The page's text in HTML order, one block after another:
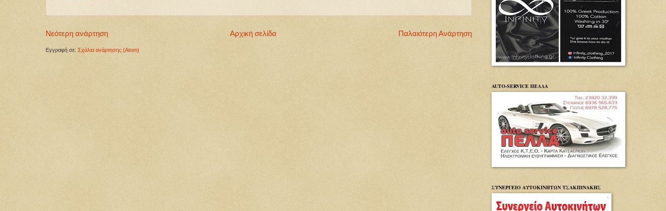
Νεότερη ανάρτηση Παλαιότερη Ανάρτηση
Αρχική σελίδα
Εγγραφή σε: Σχόλια ανάρτησης (Atom)
AUTO-SERVICE ΠΕΛΛΑ
ΣΥΝΕΡΓΕΙΟ ΑΥΤΟΚΙΝΗΤΩΝ ΤΣΑΚΠΙΝΑΚΗΣ